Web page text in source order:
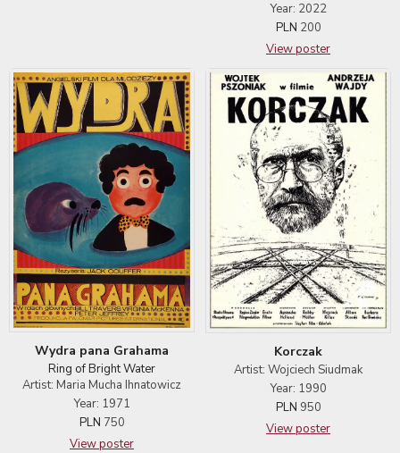
Year: 2022
PLN 200
View poster
Wydra pana Grahama
Ring of Bright Water
Artist: Maria Mucha Ihnatowicz
Year: 1971
PLN 750
View poster
Korczak
Artist: Wojciech Siudmak
Year: 1990
PLN 950
View poster